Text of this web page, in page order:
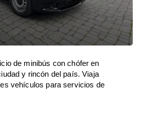
de minibús con chófer en
y rincón del país. Viaja
vehículos para servicios de